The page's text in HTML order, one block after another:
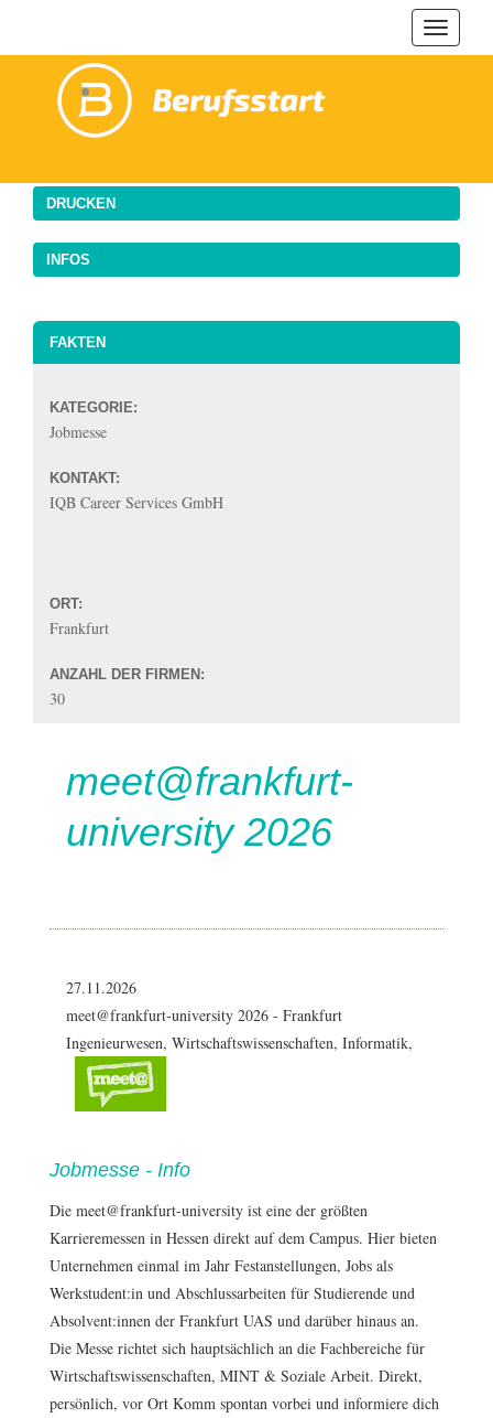
ein-/
DRUCKEN
INFOS
FAKTEN
KATEGORIE:
Jobmesse
KONTAKT:
IQB Career Services GmbH
ORT:
Frankfurt
ANZAHL DER FIRMEN:
30
meet@frankfurt-
university 2026
27.11.2026
meet@frankfurt-university 2026 - Frankfurt
Ingenieurwesen, Wirtschaftswissenschaften, Informatik,
Jobmesse - Info
Die meet@frankfurt-university ist eine der größten
Karrieremessen in Hessen direkt auf dem Campus. Hier bieten
Unternehmen einmal im Jahr Festanstellungen, Jobs als
Werkstudent:in und Abschlussarbeiten für Studierende und
Absolvent:innen der Frankfurt UAS und darüber hinaus an.
Die Messe richtet sich hauptsächlich an die Fachbereiche für
Wirtschaftswissenschaften, MINT & Soziale Arbeit. Direkt,
persönlich, vor Ort Komm spontan vorbei und informiere dich